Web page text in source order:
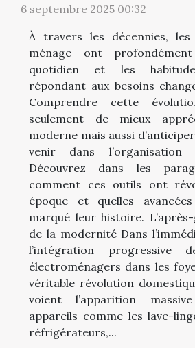
6 septembre 2025 00:32
À travers les décennies, les
ménage ont
quotidien et les
répondant aux besoins
Comprendre cette
seulement de mieux
moderne mais aussi
venir dans
Découvrez dans les
comment ces outils ont
époque et quelles
marqué leur histoire.
de la modernité Dans
l’intégration progressive
électroménagers dans les
véritable révolution
voient l’apparition
appareils comme les lave-
réfrigérateurs,...